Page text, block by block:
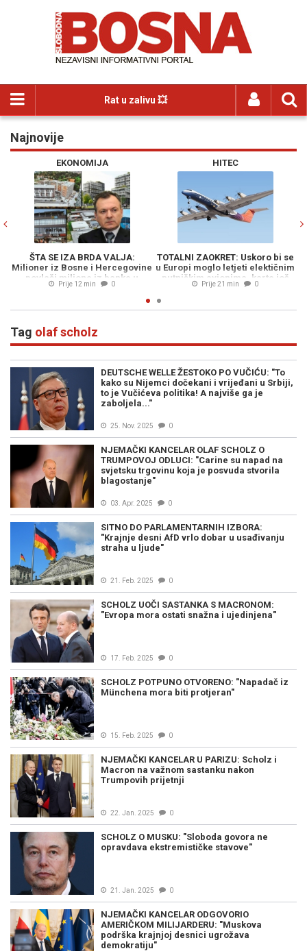
Rat u zalivu 💥
Najnovije
IZA BRDA VALJA:
i Hercegovine
iz banke u
investicija...
0
TOTALNI ZAOKRET: Uskoro bi se
u Europi moglo letjeti elektičnim
putničkim avionima, karte još
0
Izraelski
smatrati
Tag olaf scholz
DEUTSCHE WELLE ŽESTOKO PO VUČIĆU: "To
kako su Nijemci dočekani i vrijeđani u Srbiji,
to je Vučićeva politika! A najviše ga je
zaboljela..."
25. Nov. 2025 0
NJEMAČKI KANCELAR OLAF SCHOLZ O
TRUMPOVOJ ODLUCI: "Carine su napad na
svjetsku trgovinu koja je posvuda stvorila
blagostanje"
03. Apr. 2025 0
SITNO DO PARLAMENTARNIH IZBORA:
"Krajnje desni AfD vrlo dobar u usađivanju
straha u ljude"
21. Feb. 2025 0
SCHOLZ UOČI SASTANKA S MACRONOM:
"Evropa mora ostati snažna i ujedinjena"
17. Feb. 2025 0
SCHOLZ POTPUNO OTVORENO: "Napadač iz
Münchena mora biti protjeran"
15. Feb. 2025 0
NJEMAČKI KANCELAR U PARIZU: Scholz i
Macron na važnom sastanku nakon
Trumpovih prijetnji
22. Jan. 2025 0
SCHOLZ O MUSKU: "Sloboda govora ne
opravdava ekstremističke stavove"
21. Jan. 2025 0
NJEMAČKI KANCELAR ODGOVORIO
AMERIČKOM MILIJARDERU: "Muskova
podrška krajnjoj desnici ugrožava
demokratiju"